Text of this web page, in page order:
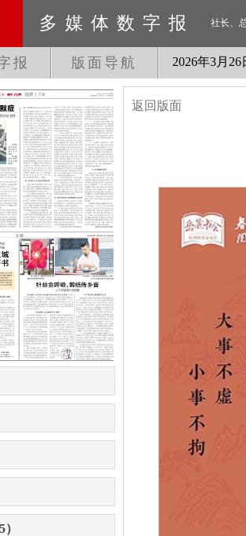
多媒体数字报 社长、
报 版面导航 2026年3月 26
返回版面